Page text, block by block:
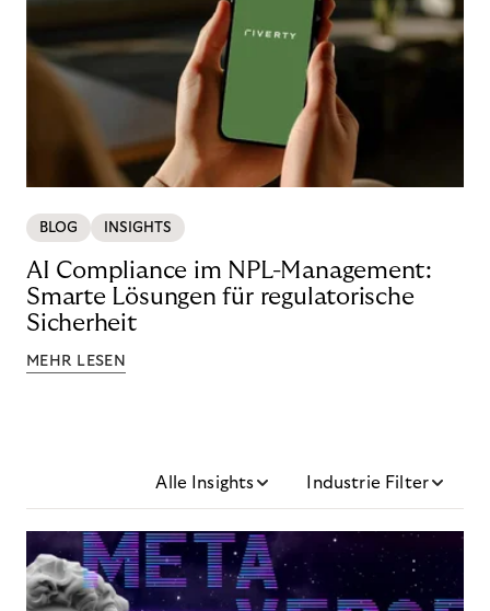
BLOG INSIGHTS
AI Compliance im NPL-Management:
Smarte Lösungen für regulatorische
Sicherheit
MEHR LESEN
Alle Insights Industrie Filter